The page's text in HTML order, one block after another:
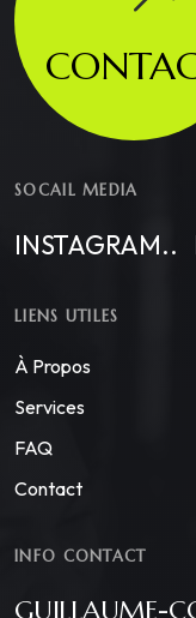
SOCAIL MEDIA
INSTAGRAM..
LIENS UTILES
À Propos
Services
FAQ
Contact
INFO CONTACT
GUILLAUME-